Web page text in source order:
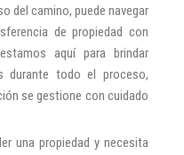
del camino, puede navegar
de propiedad con
aquí para brindar
durante todo el proceso,
se gestione con cuidado
una propiedad y necesita